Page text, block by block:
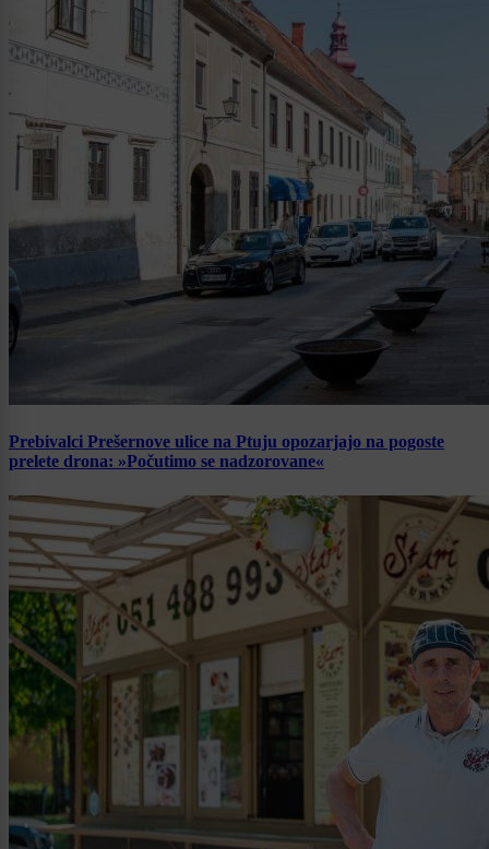
Prebivalci Prešernove ulice na Ptuju opozarjajo na pogoste
prelete drona: »Počutimo se nadzorovane«